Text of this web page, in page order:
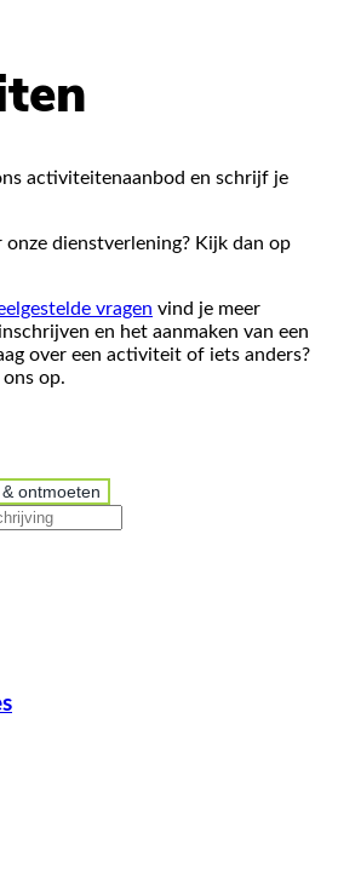
activiteitenaanbod en schrijf je
dienstverlening? Kijk dan op
vragen vind je meer
en het aanmaken van een
over een activiteit of iets anders?
op.
ontmoeten